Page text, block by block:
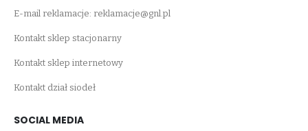
E-mail reklamacje: reklamacje@gnl.pl
Kontakt sklep stacjonarny
Kontakt sklep internetowy
Kontakt dział siodeł
SOCIAL MEDIA